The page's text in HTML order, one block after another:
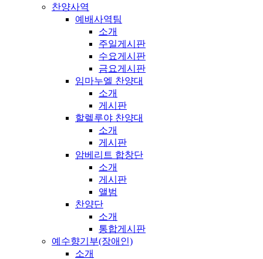
찬양사역
예배사역팀
소개
주일게시판
수요게시판
금요게시판
임마누엘 찬양대
소개
게시판
할렐루야 찬양대
소개
게시판
암베리트 합창단
소개
게시판
앨범
찬양단
소개
통합게시판
예수향기부(장애인)
소개